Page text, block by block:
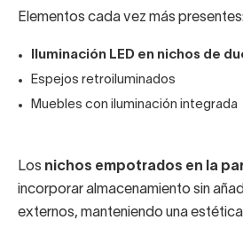
Elementos cada vez más
Iluminación LED en nichos de
Espejos retroiluminados
Muebles con iluminación integrada
Los nichos empotrados en la
incorporar almacenamiento sin
externos, manteniendo una estética